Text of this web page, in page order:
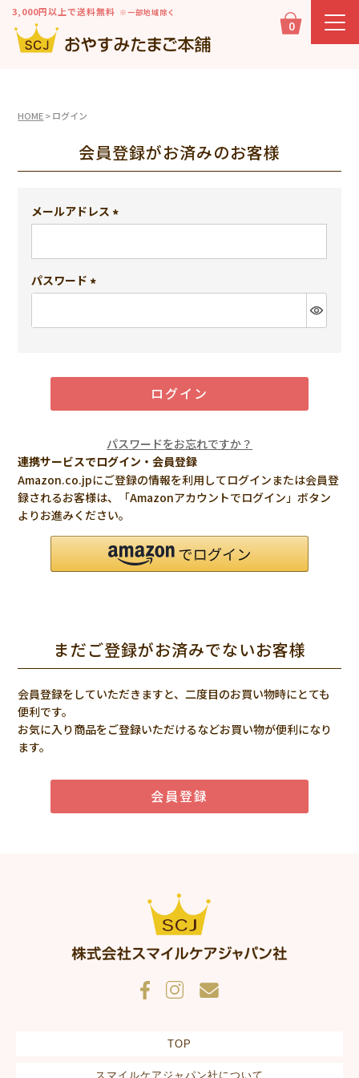
3,000円以上で送料無料 ※一部地域除く
0
HOME ログイン
会員登録がお済みのお客様
メールアドレス
パスワード
ログイン
パスワードをお忘れですか？
連携サービスでログイン・会員登録
Amazon.co.jpにご登録の情報を利用してログインまたは会員登
録されるお客様は、「Amazonアカウントでログイン」ボタン
よりお進みください。
まだご登録がお済みでないお客様
会員登録をしていただきますと、二度目のお買い物時にとても
便利です。
お気に入り商品をご登録いただけるなどお買い物が便利になり
ます。
会員登録
TOP
スマイルケアジャパン社について